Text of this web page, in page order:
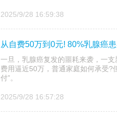
2025/9/28 16:59:38
从自费50万到0元! 80%乳腺癌
一旦，乳腺癌复发的噩耗来袭，一
费用逼近50万，普通家庭如何承受?
付”。
2025/9/28 16:57:28